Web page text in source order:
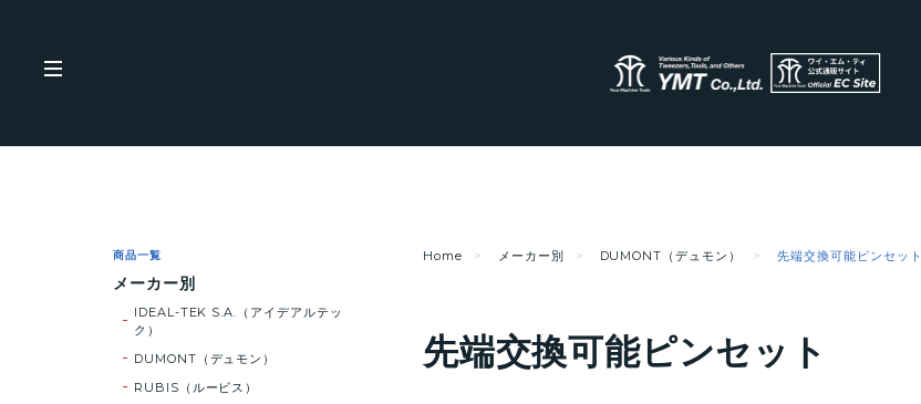
Home メーカー別 DUMONT（デュモン） 先端交換可能ピンセット
先端交換可能ピンセット
商品一覧
メーカー別
IDEAL-TEK S.A.（アイデアルテッ
ク）
DUMONT（デュモン）
RUBIS（ルービス）